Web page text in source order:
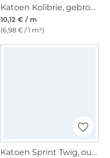
Katoen Kolibrie, gebroken wit
10,12 € / m
(6,98 € / 1 m²)
Katoen Sprint Twig, oudroze